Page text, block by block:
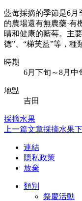
藍莓採摘的季節是6月
的農場還有無農藥·有
睛和健康的藍莓。主
德”、“梯芙藍”等，種
時期
6月下旬～8月中
地點
吉田
採摘水果
上一篇文章採摘水果
連結
隱私政策
放棄
類別
祭慶活動